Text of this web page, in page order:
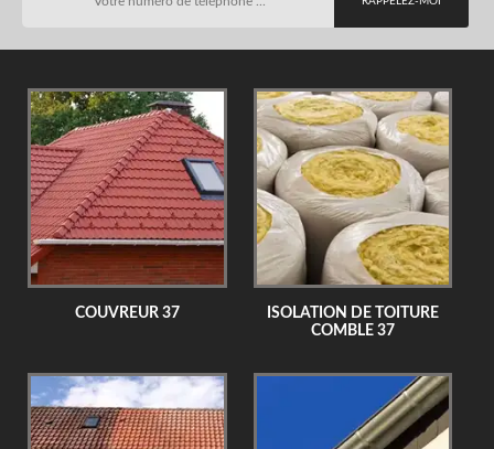
COUVREUR 37
ISOLATION DE TOITURE
COMBLE 37